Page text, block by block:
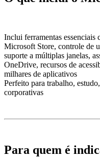
Inclui ferramentas
Microsoft Store, controle de
suporte a múltiplas janelas,
OneDrive, recursos de
milhares de aplicativos
Perfeito para trabalho,
corporativas
Para quem é